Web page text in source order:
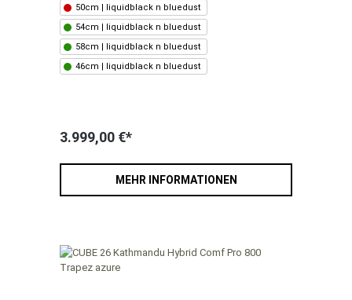
50cm | liquidblack n bluedust
54cm | liquidblack n bluedust
58cm | liquidblack n bluedust
46cm | liquidblack n bluedust
3.999,00 €*
MEHR INFORMATIONEN